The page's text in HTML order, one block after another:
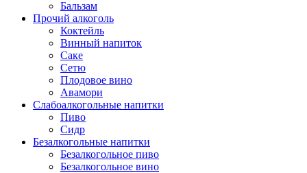
Бальзам
Прочий алкоголь
Коктейль
Винный напиток
Саке
Сетю
Плодовое вино
Авамори
Слабоалкогольные напитки
Пиво
Сидр
Безалкогольные напитки
Безалкогольное пиво
Безалкогольное вино